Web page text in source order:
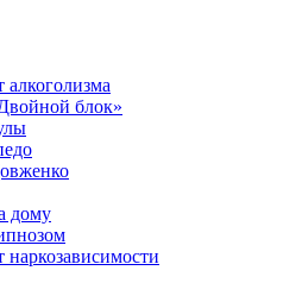
алкоголизма
блок»
дому
наркозависимости